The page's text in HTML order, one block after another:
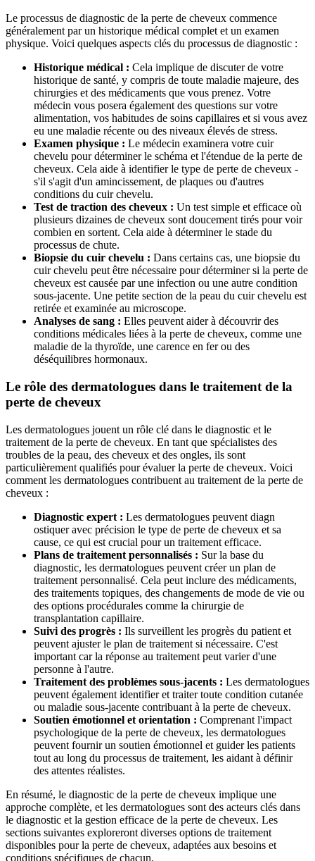
Le processus de diagnostic de la perte de cheveux commence
généralement par un historique médical complet et un examen
physique. Voici quelques aspects clés du processus de diagnostic :
Historique médical : Cela implique de discuter de votre
historique de santé, y compris de toute maladie majeure, des
chirurgies et des médicaments que vous prenez. Votre
médecin vous posera également des questions sur votre
alimentation, vos habitudes de soins capillaires et si vous avez
eu une maladie récente ou des niveaux élevés de stress.
Examen physique : Le médecin examinera votre cuir
chevelu pour déterminer le schéma et l'étendue de la perte de
cheveux. Cela aide à identifier le type de perte de cheveux -
s'il s'agit d'un amincissement, de plaques ou d'autres
conditions du cuir chevelu.
Test de traction des cheveux : Un test simple et efficace où
plusieurs dizaines de cheveux sont doucement tirés pour voir
combien en sortent. Cela aide à déterminer le stade du
processus de chute.
Biopsie du cuir chevelu : Dans certains cas, une biopsie du
cuir chevelu peut être nécessaire pour déterminer si la perte de
cheveux est causée par une infection ou une autre condition
sous-jacente. Une petite section de la peau du cuir chevelu est
retirée et examinée au microscope.
Analyses de sang : Elles peuvent aider à découvrir des
conditions médicales liées à la perte de cheveux, comme une
maladie de la thyroïde, une carence en fer ou des
déséquilibres hormonaux.
Le rôle des dermatologues dans le traitement de la
perte de cheveux
Les dermatologues jouent un rôle clé dans le diagnostic et le
traitement de la perte de cheveux. En tant que spécialistes des
troubles de la peau, des cheveux et des ongles, ils sont
particulièrement qualifiés pour évaluer la perte de cheveux. Voici
comment les dermatologues contribuent au traitement de la perte de
cheveux :
Diagnostic expert : Les dermatologues peuvent diagn
ostiquer avec précision le type de perte de cheveux et sa
cause, ce qui est crucial pour un traitement efficace.
Plans de traitement personnalisés : Sur la base du
diagnostic, les dermatologues peuvent créer un plan de
traitement personnalisé. Cela peut inclure des médicaments,
des traitements topiques, des changements de mode de vie ou
des options procédurales comme la chirurgie de
transplantation capillaire.
Suivi des progrès : Ils surveillent les progrès du patient et
peuvent ajuster le plan de traitement si nécessaire. C'est
important car la réponse au traitement peut varier d'une
personne à l'autre.
Traitement des problèmes sous-jacents : Les dermatologues
peuvent également identifier et traiter toute condition cutanée
ou maladie sous-jacente contribuant à la perte de cheveux.
Soutien émotionnel et orientation : Comprenant l'impact
psychologique de la perte de cheveux, les dermatologues
peuvent fournir un soutien émotionnel et guider les patients
tout au long du processus de traitement, les aidant à définir
des attentes réalistes.
En résumé, le diagnostic de la perte de cheveux implique une
approche complète, et les dermatologues sont des acteurs clés dans
le diagnostic et la gestion efficace de la perte de cheveux. Les
sections suivantes exploreront diverses options de traitement
disponibles pour la perte de cheveux, adaptées aux besoins et
conditions spécifiques de chacun.